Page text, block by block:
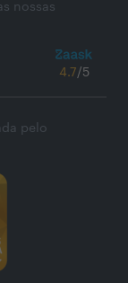
nossas
4.7/5
pelo